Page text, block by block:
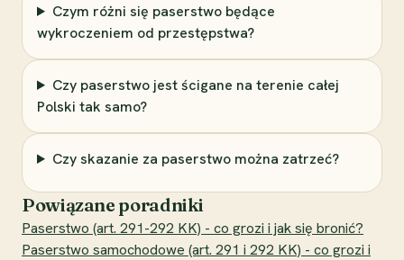
Czym różni się paserstwo będące
wykroczeniem od przestępstwa?
Czy paserstwo jest ścigane na terenie całej
Polski tak samo?
Czy skazanie za paserstwo można zatrzeć?
Powiązane poradniki
Paserstwo (art. 291-292 KK) - co grozi i jak się bronić?
Paserstwo samochodowe (art. 291 i 292 KK) - co grozi i